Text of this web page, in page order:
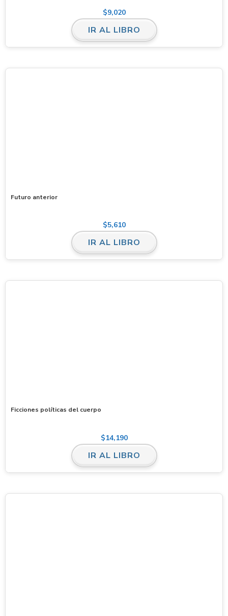
$9,020
IR AL LIBRO
Futuro anterior
$5,610
IR AL LIBRO
Ficciones políticas del cuerpo
$14,190
IR AL LIBRO